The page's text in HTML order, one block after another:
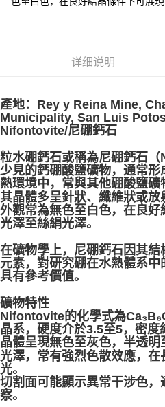
每笔NT$80，满NT$3,000(含以上)免
免运费
详细说明
產地：Rey y Reina Mine,
Municipality, San Luis
Nifontovite/尼硼鈣石
粒水硼鈣石或稱為尼硼鈣石
少見的鈣硼酸鹽礦物，通常
熱環境中，常與其他硼酸鹽礦
其晶體多呈針狀、纖維狀或放
外觀常為無色至白色，在良
光澤至絲絹光澤。
在礦物學上，尼硼鈣石因其
元素，對研究硼在水熱體系
具有參考價值。
礦物特性
Nifontovite的化學式為
晶系，硬度介於3.5至5，密度
晶體呈現無色至灰色，半透
光澤，常有強烈色散效應，
光。
切割面可能顯示異常干涉色
察。